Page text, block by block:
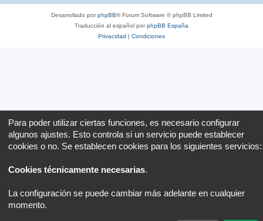
Desarrollado porphpBB® Forum Software © phpBB Limited
Traducción al español porphpBB España
Privacidad | Condiciones
Para poder utilizar ciertas funciones, es necesario configurar
algunos ajustes. Esto controla si un servicio puede establecer
cookies o no. Se establecen cookies para los siguientes servicios:
Cookies técnicamente necesarias.
La configuración se puede cambiar más adelante en cualquier
momento.